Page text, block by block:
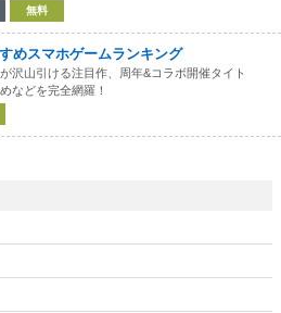
無料
めスマホゲームランキング
沢山引ける注目作、周年&コラボ開催タイト
などを完全網羅！